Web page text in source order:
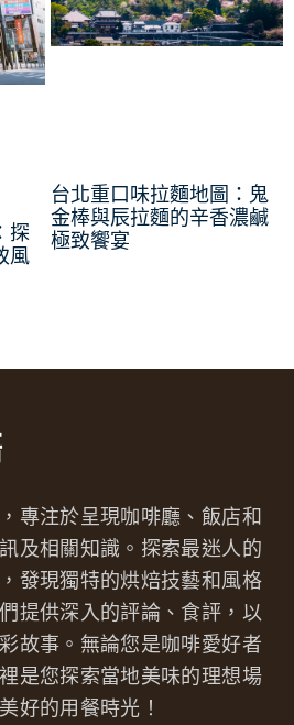
探
風
台北重口味拉麵地圖：鬼
金棒與辰拉麵的辛香濃鹹
極致饗宴
專注於呈現咖啡廳、飯店和
及相關知識。探索最迷人的
發現獨特的烘焙技藝和風格
提供深入的評論、食評，以
故事。無論您是咖啡愛好者
是您探索當地美味的理想場
好的用餐時光！